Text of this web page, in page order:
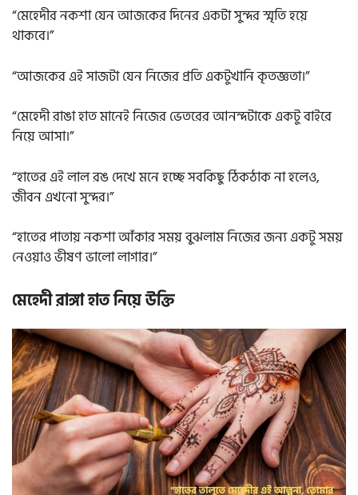
“মেহেদীর নকশা যেন আজকের দিনের একটা সুন্দর স্মৃতি হয়ে
থাকবে।”
“আজকের এই সাজটা যেন নিজের প্রতি একটুখানি কৃতজ্ঞতা।”
“মেহেদী রাঙা হাত মানেই নিজের ভেতরের আনন্দটাকে একটু বাইরে
নিয়ে আসা।”
“হাতের এই লাল রঙ দেখে মনে হচ্ছে সবকিছু ঠিকঠাক না হলেও,
জীবন এখনো সুন্দর।”
“হাতের পাতায় নকশা আঁকার সময় বুঝলাম নিজের জন্য একটু সময়
নেওয়াও ভীষণ ভালো লাগার।”
মেহেদী রাঙ্গা হাত নিয়ে উক্তি